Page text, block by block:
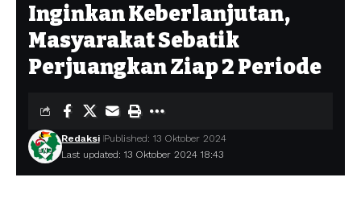
Inginkan Keberlanjutan,
Masyarakat Sebatik
Perjuangkan Ziap 2 Periode
Last updated: 13 Oktober 2024 18:43
Redaksi Published: 13 Oktober 2024